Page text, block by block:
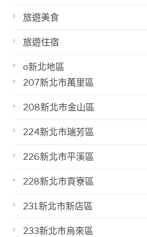
旅遊美食
旅遊住宿
o新北地區
207新北市萬里區
208新北市金山區
224新北市瑞芳區
226新北市平溪區
228新北市貢寮區
231新北市新店區
233新北市烏來區